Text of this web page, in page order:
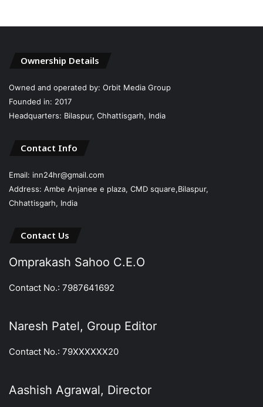
Ownership Details
Owned and operated by: Orbit Media Group
Founded in: 2017
Headquarters: Bilaspur, Chhattisgarh, India
Contact Info
Email: inn24hr@gmail.com
Address: Ambe Anjanee e plaza, CMD square,Bilaspur,
Chhattisgarh, India
Contact Us
Omprakash Sahoo C.E.O
Contact No.: 7987641692
Naresh Patel, Group Editor
Contact No.: 79XXXXXX20
Aashish Agrawal, Director